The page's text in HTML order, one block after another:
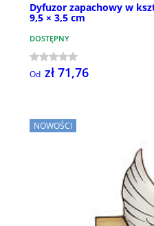
Dyfuzor zapachowy w
9,5 × 3,5 cm
DOSTĘPNY
Od zł 71,76
NOWOŚCI